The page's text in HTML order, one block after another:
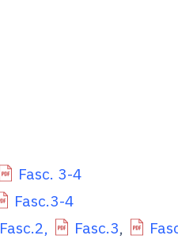
Fasc. 3-4
Fasc.3-4
Fasc.2, Fasc.3,